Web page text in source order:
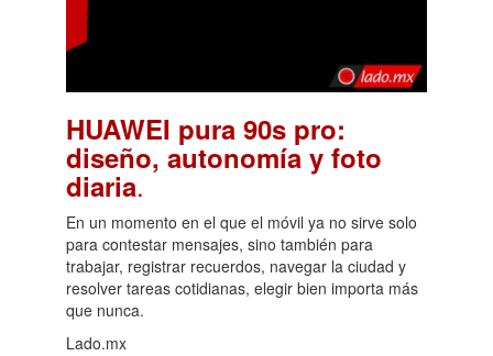
HUAWEI pura 90s pro:
diseño, autonomía y foto
diaria.
En un momento en el que el móvil ya no sirve solo
para contestar mensajes, sino también para
trabajar, registrar recuerdos, navegar la ciudad y
resolver tareas cotidianas, elegir bien importa más
que nunca.
Lado.mx